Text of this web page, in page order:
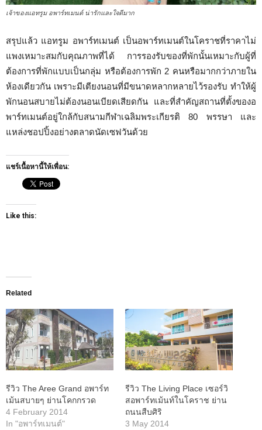
เจ้าของแอทรูม อพาร์ทเมนต์ น่ารักและใจดีมาก
สรุปแล้ว แอทรูม อพาร์ทเมนต์ เป็นอพาร์ทเมนต์ในโคราชที่ราคาไม่
แพงเหมาะสมกับคุณภาพที่ได้ การรองรับของที่พักนั้นเหมาะกับผู้ที่
ต้องการที่พักแบบเป็นกลุ่ม หรือต้องการพัก 2 คนหรือมากกว่าภายใน
ห้องเดียวกัน เพราะมีเตียงนอนที่มีขนาดหลากหลายไว้รองรับ ทำให้ผู้
พักนอนสบายไม่ต้องนอนเบียดเสียดกัน และที่สำคัญสถานที่ตั้งของอ
พาร์ทเมนต์อยู่ใกล้กับสนามกีฬาเฉลิมพระเกียรติ 80 พรรษา และ
แหล่งชอปปิ้งอย่างตลาดนัดเซฟวันด้วย
แชร์เนื้อหานี้ให้เพื่อน:
Like this:
Related
รีวิว The Aree Grand อพาร์ท
เม้นสบายๆ ย่านโคกกรวด
4 February 2014
In "อพาร์ทเมนต์"
รีวิว The Living Place เซอร์วิ
สอพาร์ทเม้นท์ในโคราช ย่าน
ถนนสืบศิริ
3 May 2014